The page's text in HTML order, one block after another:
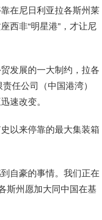
在尼日利亚拉各斯州莱
西非“明星港”，才让尼
发展的一大制约，拉各
任公司（中国港湾）
速改变。
以来停靠的最大集装箱
自豪的事情。我们正在
斯州愿加大同中国在基